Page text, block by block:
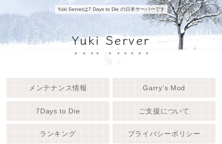
Yuki Serverは7 Days to Die の日本サーバーです
Yuki Server
メンテナンス情報 Garry’s Mod
7Days to Die ご支援について
ランキング プライバシーポリシー